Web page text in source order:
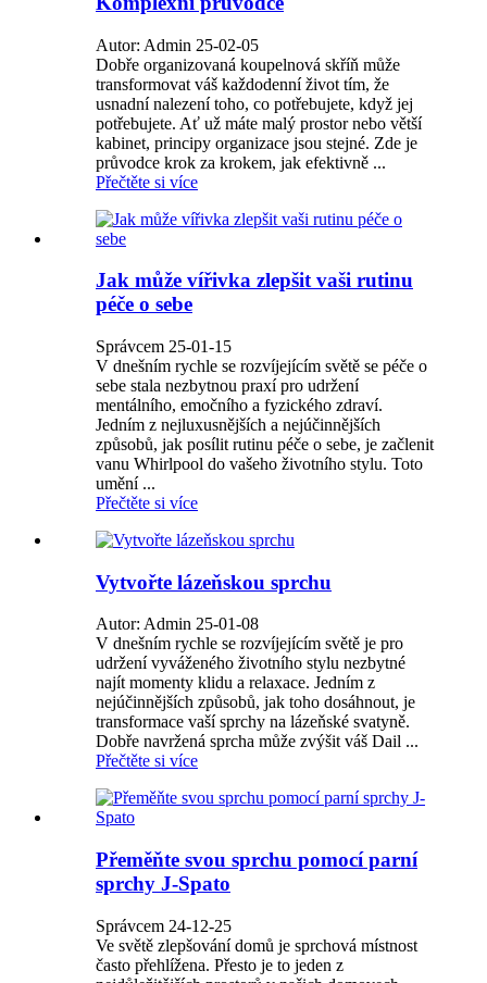
Autor: Admin 25-02-05
Dobře organizovaná koupelnová skříň může
transformovat váš každodenní život tím, že
usnadní nalezení toho, co potřebujete, když jej
potřebujete. Ať už máte malý prostor nebo větší
kabinet, principy organizace jsou stejné. Zde je
průvodce krok za krokem, jak efektivně ...
Přečtěte si více
Jak může vířivka zlepšit vaši rutinu
péče o sebe
Správcem 25-01-15
V dnešním rychle se rozvíjejícím světě se péče o
sebe stala nezbytnou praxí pro udržení
mentálního, emočního a fyzického zdraví.
Jedním z nejluxusnějších a nejúčinnějších
způsobů, jak posílit rutinu péče o sebe, je začlenit
vanu Whirlpool do vašeho životního stylu. Toto
umění ...
Přečtěte si více
Vytvořte lázeňskou sprchu
Autor: Admin 25-01-08
V dnešním rychle se rozvíjejícím světě je pro
udržení vyváženého životního stylu nezbytné
najít momenty klidu a relaxace. Jedním z
nejúčinnějších způsobů, jak toho dosáhnout, je
transformace vaší sprchy na lázeňské svatyně.
Dobře navržená sprcha může zvýšit váš Dail ...
Přečtěte si více
Přeměňte svou sprchu pomocí parní
sprchy J-Spato
Správcem 24-12-25
Ve světě zlepšování domů je sprchová místnost
často přehlížena. Přesto je to jeden z